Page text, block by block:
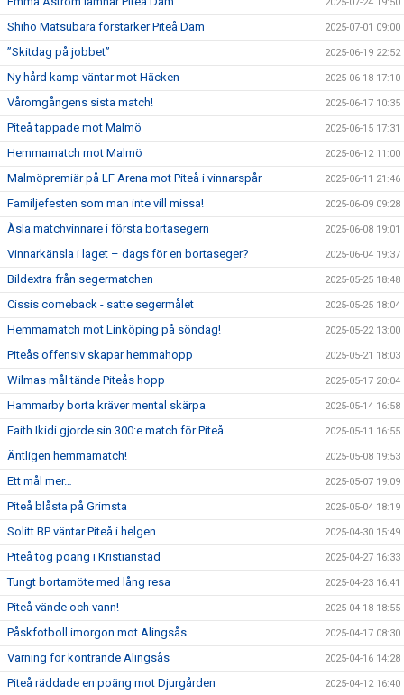
Shiho Matsubara förstärker Piteå Dam 2025-07-01 09:00
”Skitdag på jobbet” 2025-06-19 22:52
Ny hård kamp väntar mot Häcken 2025-06-18 17:10
Våromgångens sista match! 2025-06-17 10:35
Piteå tappade mot Malmö 2025-06-15 17:31
Hemmamatch mot Malmö 2025-06-12 11:00
Malmöpremiär på LF Arena mot Piteå i vinnarspår 2025-06-11 21:46
Familjefesten som man inte vill missa! 2025-06-09 09:28
Àsla matchvinnare i första bortasegern 2025-06-08 19:01
Vinnarkänsla i laget – dags för en bortaseger? 2025-06-04 19:37
Bildextra från segermatchen 2025-05-25 18:48
Cissis comeback - satte segermålet 2025-05-25 18:04
Hemmamatch mot Linköping på söndag! 2025-05-22 13:00
Piteås offensiv skapar hemmahopp 2025-05-21 18:03
Wilmas mål tände Piteås hopp 2025-05-17 20:04
Hammarby borta kräver mental skärpa 2025-05-14 16:58
Faith Ikidi gjorde sin 300:e match för Piteå 2025-05-11 16:55
Äntligen hemmamatch! 2025-05-08 19:53
Ett mål mer… 2025-05-07 19:09
Piteå blåsta på Grimsta 2025-05-04 18:19
Solitt BP väntar Piteå i helgen 2025-04-30 15:49
Piteå tog poäng i Kristianstad 2025-04-27 16:33
Tungt bortamöte med lång resa 2025-04-23 16:41
Piteå vände och vann! 2025-04-18 18:55
Påskfotboll imorgon mot Alingsås 2025-04-17 08:30
Varning för kontrande Alingsås 2025-04-16 14:28
Piteå räddade en poäng mot Djurgården 2025-04-12 16:40